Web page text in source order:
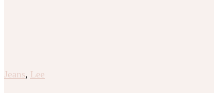
Jeans, Lee